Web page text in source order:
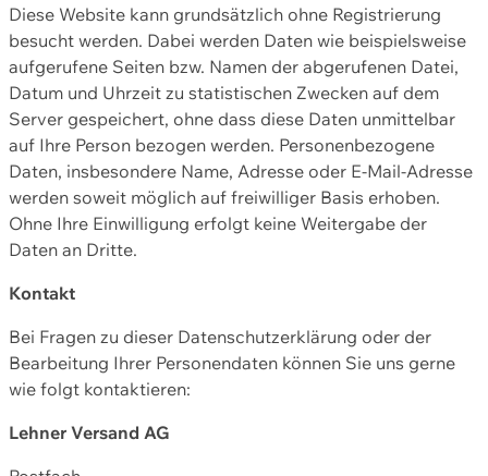
Diese Website kann grundsätzlich ohne Registrierung
besucht werden. Dabei werden Daten wie beispielsweise
aufgerufene Seiten bzw. Namen der abgerufenen Datei,
Datum und Uhrzeit zu statistischen Zwecken auf dem
Server gespeichert, ohne dass diese Daten unmittelbar
auf Ihre Person bezogen werden. Personenbezogene
Daten, insbesondere Name, Adresse oder E-Mail-Adresse
werden soweit möglich auf freiwilliger Basis erhoben.
Ohne Ihre Einwilligung erfolgt keine Weitergabe der
Daten an Dritte.
Kontakt
Bei Fragen zu dieser Datenschutzerklärung oder der
Bearbeitung Ihrer Personendaten können Sie uns gerne
wie folgt kontaktieren:
Lehner Versand AG